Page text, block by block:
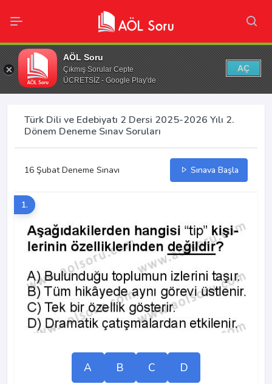
AÖL Soru
Çıkmış Sorular Cepte
ÜCRETSİZ - Google Play'de
AÇ
Türk Dili ve Edebiyatı 2 Dersi 2025-2026 Yılı 2.
Dönem Deneme Sınav Soruları
16 Şubat Deneme Sınavı Sınava Başla
1.
A B C D